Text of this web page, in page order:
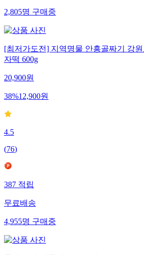
2,805명구매중
[최저가도전] 지역명물 안흥골짜기 강
자떡 600g
20,900원
38%12,900원
4.5
(76)
387적립
무료배송
4,955명구매중